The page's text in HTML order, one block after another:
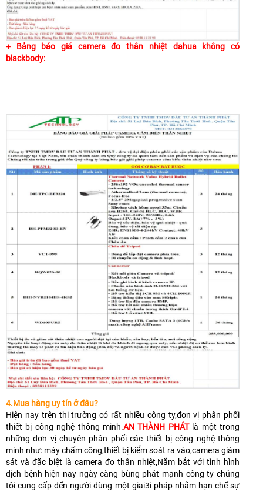
+ Bảng báo giá camera đo thân nhiệt dahua không có
blackbody:
4.Mua hàng uy tín ở đâu?
Hiện nay trên thị trường có rất nhiều công ty,đơn vị phân phối
thiết bị công nghệ thông minh.AN THÀNH PHÁTlà một trong
những đơn vị chuyên phân phối các thiết bị công nghệ thông
minh như: máy chấm công,thiết bị kiểm soát ra vào,camera giám
sát và đặc biệt là camera đo thân nhiệt,Nắm bắt với tình hình
dịch bệnh hiện nay ngày càng bùng phát mạnh công ty chúng
tôi cung cấp đến người dùng một giai3i pháp nhằm hạn chế sự